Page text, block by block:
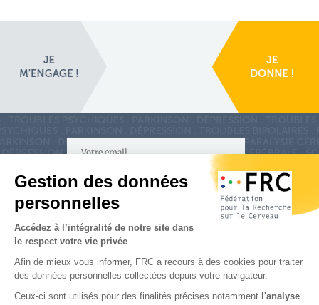
S'inscrire à la newsletter
les réseaux sociaux